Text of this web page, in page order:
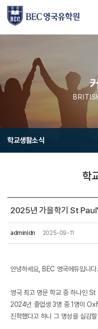
학교생활소식
학
2025년 가을학기 St
adminldn 2025-09-11
안녕하세요 , BEC 영국에듀입니다.
영국 최고 명문 학교 중 하나인 St
2024년 졸업생 3명 중1 명이
진학했다고 하니 그 명성을 실감